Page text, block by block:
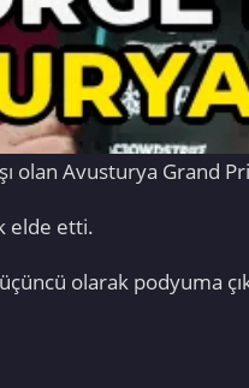
olan Avusturya Grand
elde etti.
olarak podyuma